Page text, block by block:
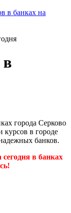
в банках на
города Серково
курсов в городе
банков.
в банках